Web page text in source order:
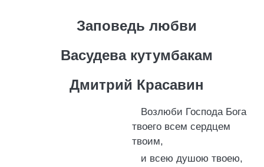
Заповедь любви
Васудева кутумбакам
Дмитрий Красавин
Возлюби Господа Бога
твоего всем сердцем
твоим,
и всею душою твоею,